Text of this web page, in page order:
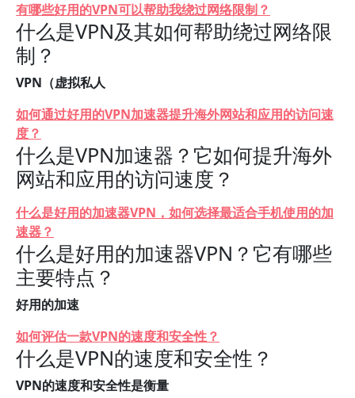
有哪些好用的VPN可以帮助我绕过网络限制？
什么是VPN及其如何帮助绕过网络限
制？
VPN（虚拟私人
如何通过好用的VPN加速器提升海外网站和应用的访问速
度？
什么是VPN加速器？它如何提升海外
网站和应用的访问速度？
什么是好用的加速器VPN，如何选择最适合手机使用的加
速器？
什么是好用的加速器VPN？它有哪些
主要特点？
好用的加速
如何评估一款VPN的速度和安全性？
什么是VPN的速度和安全性？
VPN的速度和安全性是衡量